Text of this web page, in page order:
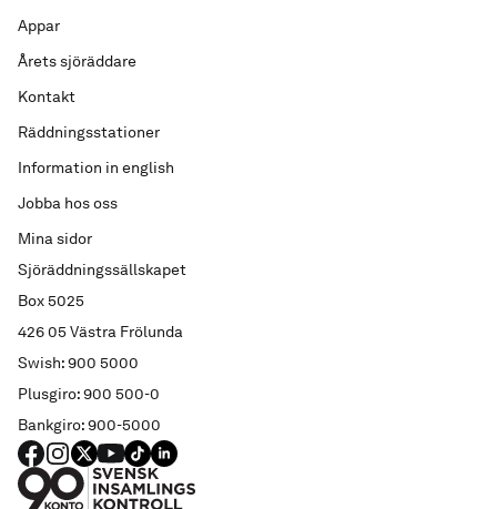
Sjöräddningssällskapet
Box 5025
426 05 Västra Frölunda
Swish: 900 5000
Plusgiro: 900 500-0
Bankgiro: 900-5000
Appar
Årets sjöräddare
Kontakt
Räddningsstationer
Information in english
Jobba hos oss
Mina sidor
FACEBOOK
Instagram
X YouTube
TIKTOKLINKED IN